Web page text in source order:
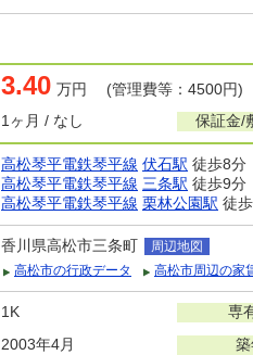
3.40 万円 (管理費等：4500円)
1ヶ月 / なし 保証金/
高松琴平電鉄琴平線 伏石駅 徒歩8分
高松琴平電鉄琴平線 三条駅 徒歩9分
高松琴平電鉄琴平線 栗林公園駅 徒
香川県高松市三条町
周辺地図
高松市の行政データ
高松市周辺の家
1K
専
2003年4月